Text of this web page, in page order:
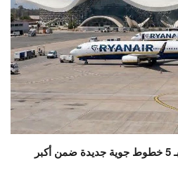
أكادير تعزز جاذبيتها السياحية بـ 5 خطوط جوية جديدة ضمن أكبر